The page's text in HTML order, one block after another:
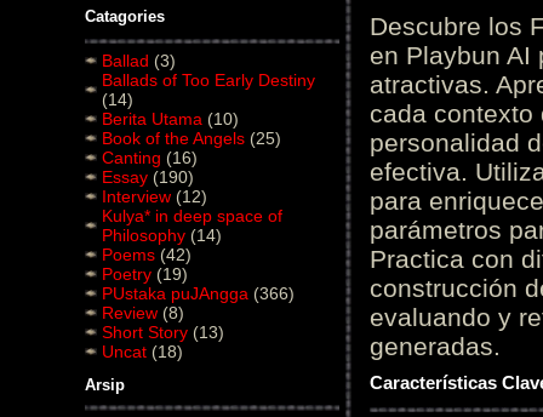
Catagories
Ballad (3)
Ballads of Too Early Destiny
(14)
Berita Utama (10)
Book of the Angels (25)
Canting (16)
Essay (190)
Interview (12)
Kulya* in deep space of
Philosophy (14)
Poems (42)
Poetry (19)
PUstaka puJAngga (366)
Review (8)
Short Story (13)
Uncat (18)
Arsip
Descubre los
en Playbun AI
atractivas.
cada contexto
personalidad
efectiva.
para
parámetros
Practica con
construcción
evaluando y
generadas.
Características